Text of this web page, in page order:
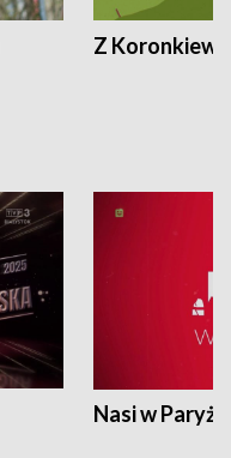
Z
Nasi w Paryżu